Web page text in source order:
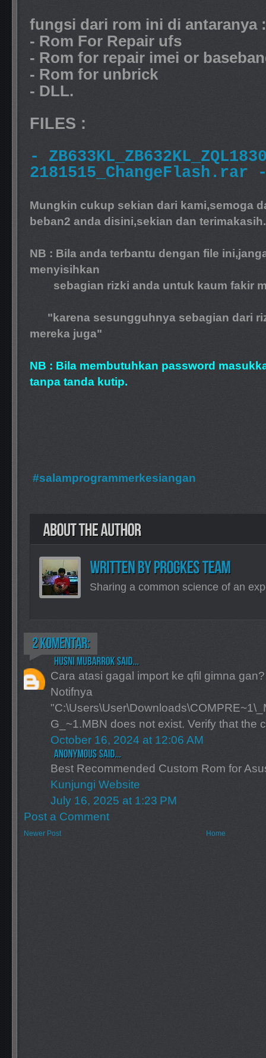
fungsi dari rom ini di antaranya :
- Rom For Repair ufs
- Rom for repair imei or
- Rom for unbrick
- DLL.
FILES :
-
2181515_ChangeFlash.rar -
Mungkin cukup sekian dari kami,semoga
beban2 anda disini,sekian dan terimakasih.
NB : Bila anda terbantu dengan file
menyisihkan
sebagian rizki anda untuk kaum fakir
"karena sesungguhnya sebagian dari
mereka juga"
NB : Bila membutuhkan password
tanpa tanda kutip.
#salamprogrammerkesiangan
Sharing a common science of an
Cara atasi gagal import ke qfil gimna gan?
Notifnya
G_~1.MBN does not exist. Verify that the
October 16, 2024 at 12:06 AM
Best Recommended Custom Rom for
Kunjungi Website
July 16, 2025 at 1:23 PM
Post a Comment
Newer Post Home